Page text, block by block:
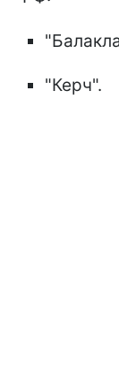
"Керч".